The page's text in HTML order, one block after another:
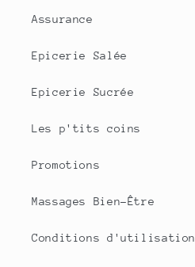
Assurance
Epicerie Salée
Epicerie Sucrée
Les p'tits coins
Promotions
Massages Bien-Être
Conditions d'utilisation